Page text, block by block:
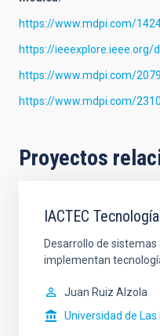
https://www.mdpi.com/
https://ieeexplore.ieee.org/
https://www.mdpi.com/
https://www.mdpi.com/
Proyectos
IACTEC
Desarrollo de
implementan
Juan Ruiz Alzola
Universidad de